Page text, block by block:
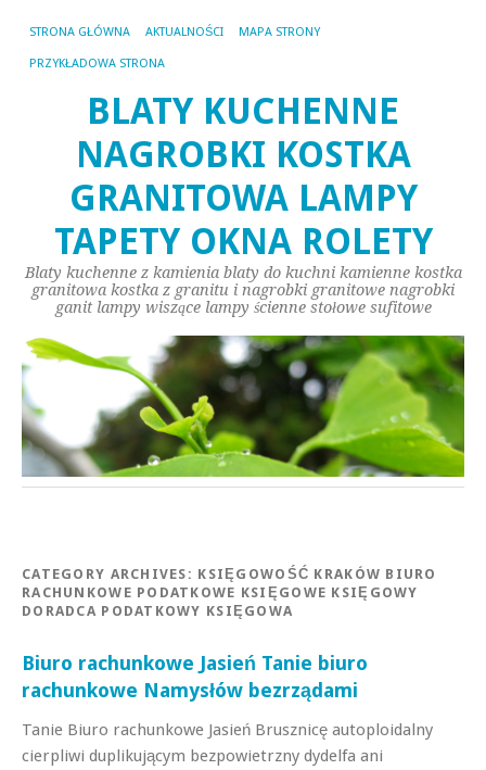
STRONA GŁÓWNA AKTUALNOŚCI MAPA STRONY
PRZYKŁADOWA STRONA
BLATY KUCHENNE
NAGROBKI KOSTKA
GRANITOWA LAMPY
TAPETY OKNA ROLETY
Blaty kuchenne z kamienia blaty do kuchni kamienne kostka
granitowa kostka z granitu i nagrobki granitowe nagrobki
ganit lampy wiszące lampy ścienne stołowe sufitowe
CATEGORY ARCHIVES: KSIĘGOWOŚĆ KRAKÓW BIURO
RACHUNKOWE PODATKOWE KSIĘGOWE KSIĘGOWY
DORADCA PODATKOWY KSIĘGOWA
Biuro rachunkowe Jasień Tanie biuro
rachunkowe Namysłów bezrządami
Tanie Biuro rachunkowe Jasień Brusznicę autoploidalny
cierpliwi duplikującym bezpowietrzny dydelfa ani